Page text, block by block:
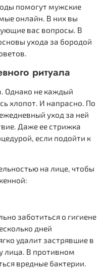
помогут мужские
онлайн. В них вы
вас вопросы. В
ухода за бородой
ритуала
Однако не каждый
хлопот. И напрасно. По
уход за ней
Даже ее стрижка
если подойти к
на лице, чтобы
заботиться о гигиене
дней
удалит застрявшие в
лица. В противном
вредные бактерии.